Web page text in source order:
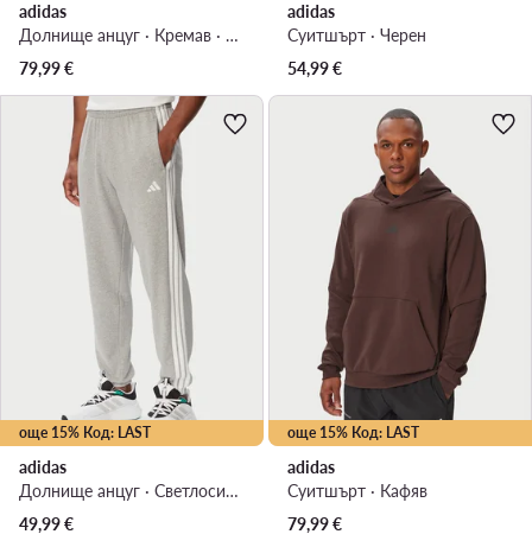
adidas
Долнище анцуг · Кремав · Regular Fit
79,99€
adidas
Суитшърт · Черен
54,99€
още 15% Код: LAST
adidas
Долнище анцуг · Светлосив · Regular Fit
49,99€
още 15% Код: LAST
adidas
Суитшърт · Кафяв
79,99€